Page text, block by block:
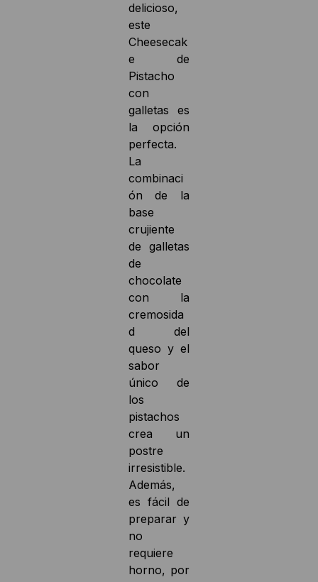
delicioso,
este
Cheesecak
e de
Pistacho
con
galletas es
la opción
perfecta.
La
combinaci
ón de la
base
crujiente
de galletas
de
chocolate
con la
cremosida
d del
queso y el
sabor
único de
los
pistachos
crea un
postre
irresistible.
Además,
es fácil de
preparar y
no
requiere
horno, por